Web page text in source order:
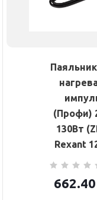
(Профи)
130Вт
Rexant
662.40